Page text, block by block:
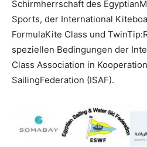
Schirmherrschaft des
Sports, der International
FormulaKite Class und
speziellen Bedingungen der
Class Association in
SailingFederation (ISAF).